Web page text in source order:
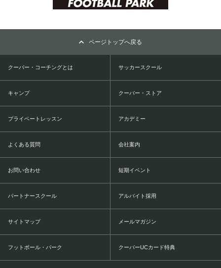
ページトップへ戻る
クーバー・コーチングとは サッカースクール
キャンプ クーバー・ストア
プライベートレッスン アカデミー
よくある質問 会社案内
お問い合わせ 短期イベント
パートナースクール アルバイト採用
サイトマップ メールマガジン
フットボール・パーク クーバーUCカード特典